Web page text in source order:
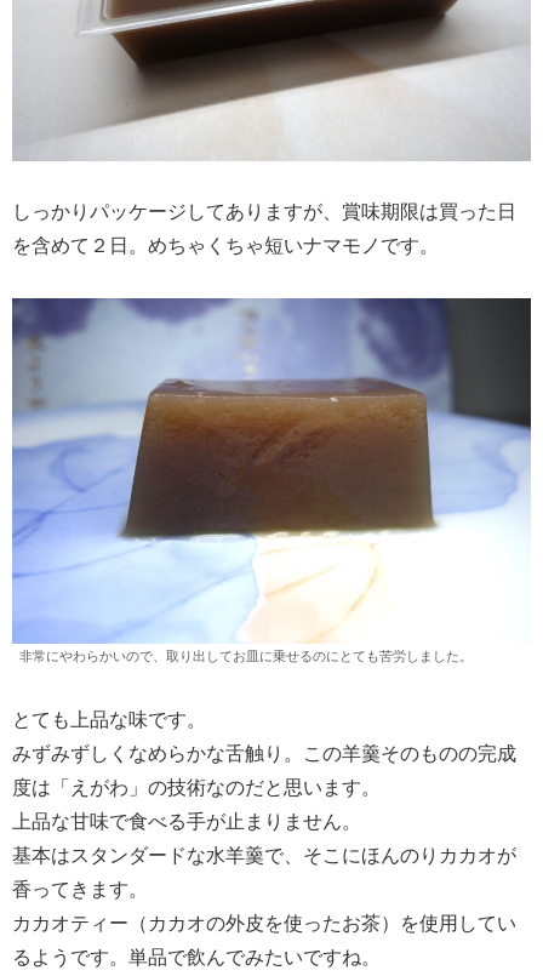
しっかりパッケージしてありますが、賞味期限は買った日
を含めて２日。めちゃくちゃ短いナマモノです。
非常にやわらかいので、取り出してお皿に乗せるのにとても苦労しました。
とても上品な味です。
みずみずしくなめらかな舌触り。この羊羹そのものの完成
度は「えがわ」の技術なのだと思います。
上品な甘味で食べる手が止まりません。
基本はスタンダードな水羊羹で、そこにほんのりカカオが
香ってきます。
カカオティー（カカオの外皮を使ったお茶）を使用してい
るようです。単品で飲んでみたいですね。